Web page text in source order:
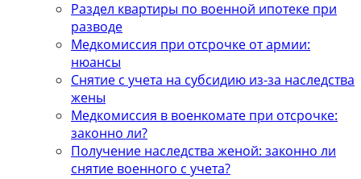
Раздел квартиры по военной ипотеке при
разводе
Медкомиссия при отсрочке от армии:
нюансы
Снятие с учета на субсидию из-за наследства
жены
Медкомиссия в военкомате при отсрочке:
законно ли?
Получение наследства женой: законно ли
снятие военного с учета?